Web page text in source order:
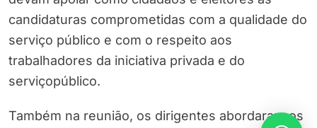
candidaturas comprometidas com a qualidade do
serviço público e com o respeito aos
trabalhadores da iniciativa privada e do
serviçopúblico.
Também na reunião, os dirigentes abordaram os